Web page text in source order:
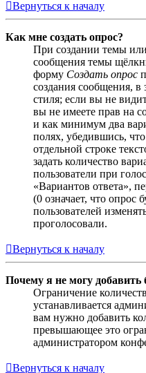
Вернуться к началу
Как мне создать опрос?
При создании темы
сообщения темы
форму Создать опрос
создания сообщения, в
стиля; если вы не
вы не имеете прав на
и как минимум два
полях, убедившись,
отдельной строке
задать количество
пользователи при
«Вариантов ответа»,
(0 означает, что опрос
пользователей
проголосовали.
Вернуться к началу
Почему я не могу добавить
Ограничение
устанавливается
вам нужно добавить
превышающее это
администратором
Вернуться к началу